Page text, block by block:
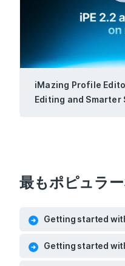
iMazing Profile
Editing and Smarter
最もポピュラ
Getting started
Getting started